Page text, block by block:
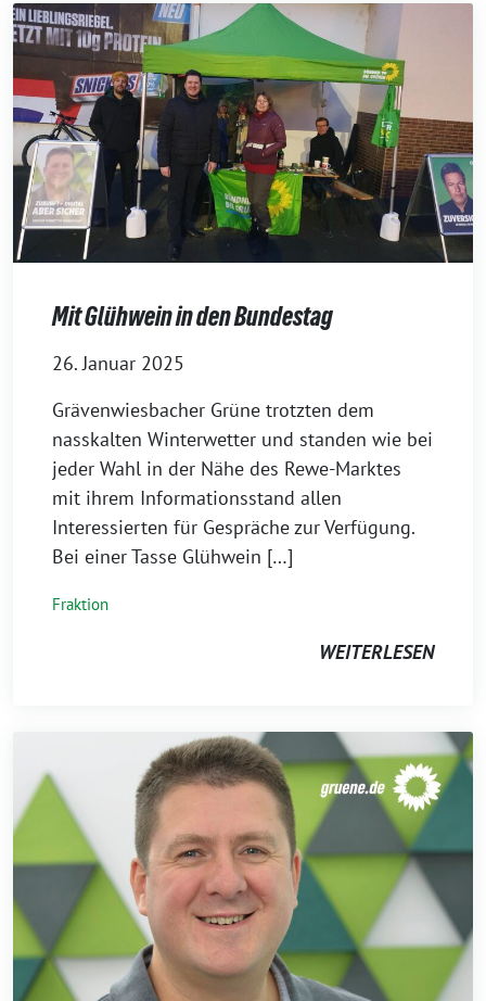
Mit Glühwein in den Bundestag
26. Januar 2025
Grävenwiesbacher Grüne trotzten dem
nasskalten Winterwetter und standen wie bei
jeder Wahl in der Nähe des Rewe-Marktes
mit ihrem Informationsstand allen
Interessierten für Gespräche zur Verfügung.
Bei einer Tasse Glühwein […]
Fraktion
WEITERLESEN